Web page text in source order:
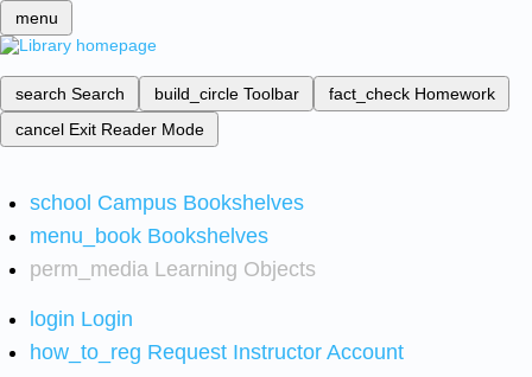
menu
search Search build_circle Toolbar fact_check Homework
cancel Exit Reader Mode
school Campus Bookshelves
menu_book Bookshelves
perm_media Learning Objects
login Login
how_to_reg Request Instructor Account